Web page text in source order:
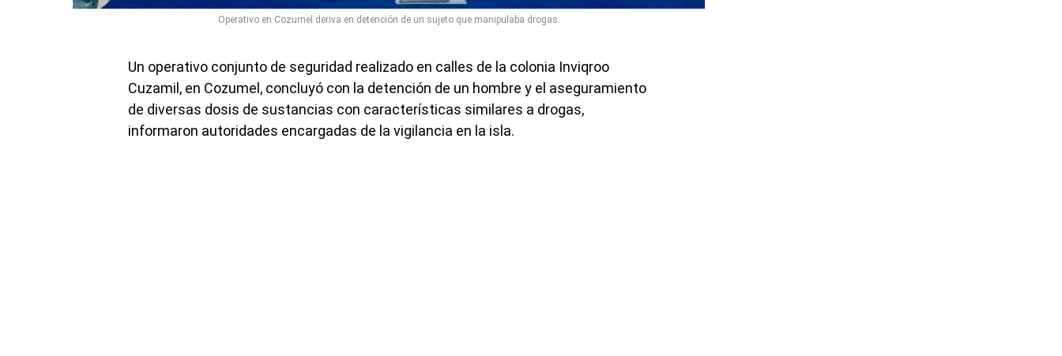
Operativo en Cozumel deriva en detención de un sujeto que manipulaba drogas.
Un operativo conjunto de seguridad realizado en calles de la colonia Inviqroo
Cuzamil, en Cozumel, concluyó con la detención de un hombre y el aseguramiento
de diversas dosis de sustancias con características similares a drogas,
informaron autoridades encargadas de la vigilancia en la isla.